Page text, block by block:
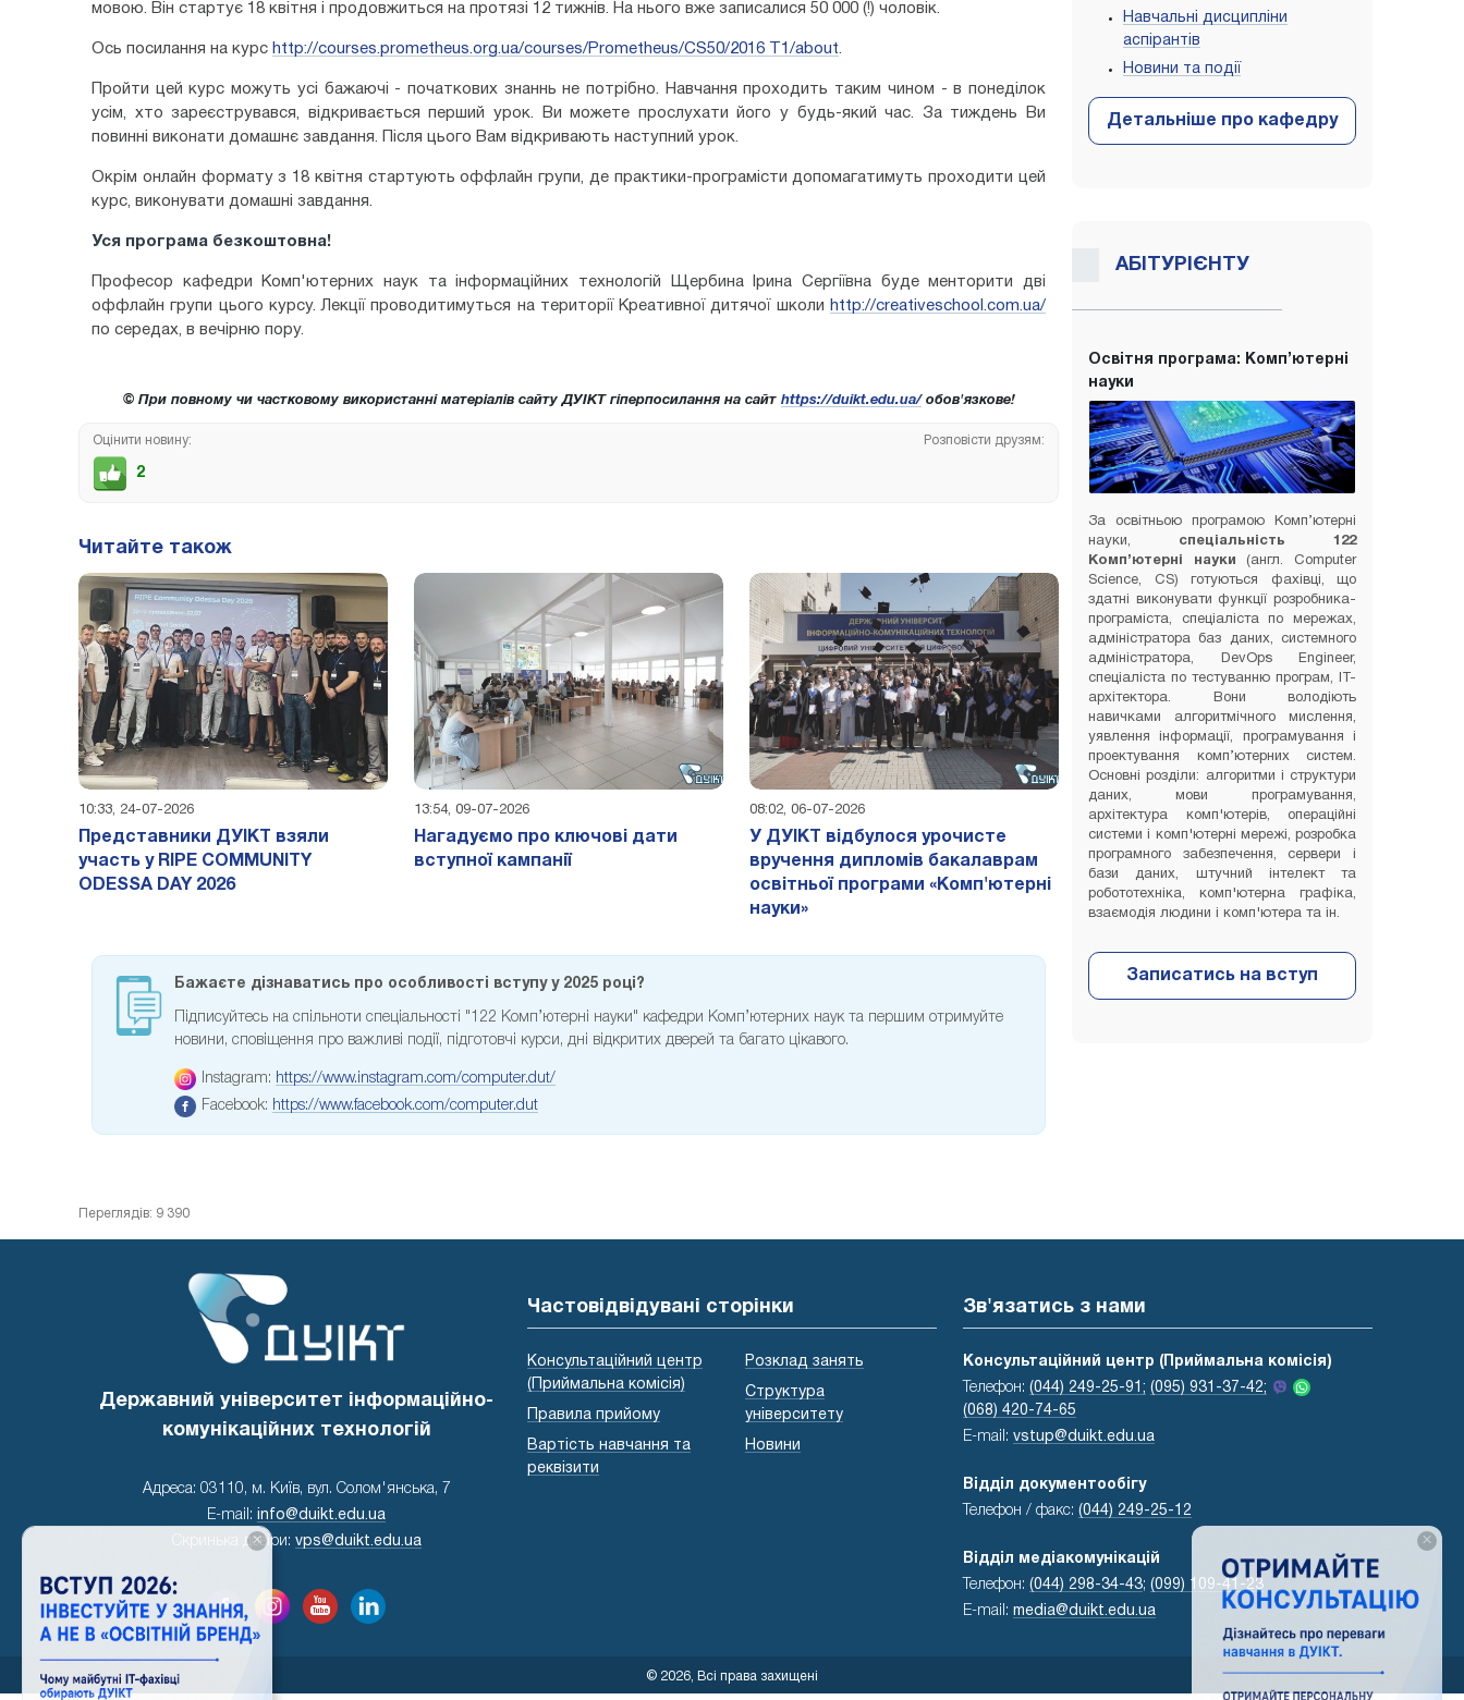
мовою. Він стартує 18 квітня і продовжиться на протязі 12 тижнів. На нього вже записалися 50 000 (!) чоловік.
Ось посилання на курс http://courses.prometheus.org.ua/courses/Prometheus/CS50/2016 T1/about.
Пройти цей курс можуть усі бажаючі - початкових знаннь не потрібно. Навчання проходить таким чином - в понеділок
усім, хто зареєструвався, відкривається перший урок. Ви можете прослухати його у будь-який час. За тиждень Ви
повинні виконати домашнє завдання. Після цього Вам відкривають наступний урок.
Окрім онлайн формату з 18 квітня стартують оффлайн групи, де практики-програмісти допомагатимуть проходити цей
курс, виконувати домашні завдання.
Уся програма безкоштовна!
Професор кафедри Комп'ютерних наук та інформаційних технологій Щербина Ірина Сергіївна буде менторити дві
оффлайн групи цього курсу. Лекції проводитимуться на території Креативної дитячої школи http://creativeschool.com.ua/
по середах, в вечірню пору.
© При повному чи частковому використанні матеріалів сайту ДУІКТ гіперпосилання на сайт https://duikt.edu.ua/обов'язкове!
Оцінити новину:
2
Розповісти друзям:
Читайте також
10:33, 24-07-2026
Представники ДУІКТ взяли
участь у RIPE COMMUNITY
ODESSA DAY 2026
13:54, 09-07-2026
Нагадуємо про ключові дати
вступної кампанії
08:02, 06-07-2026
У ДУІКТ відбулося урочисте
вручення дипломів бакалаврам
освітньої програми «Комп'ютерні
науки»
Бажаєте дізнаватись про особливості вступу у 2025 році?
Підписуйтесь на спільноти спеціальності "122 Комп’ютерні науки" кафедри Комп’ютерних наук та першим отримуйте
новини, сповіщення про важливі події, підготовчі курси, дні відкритих дверей та багато цікавого.
Instagram: https://www.instagram.com/computer.dut/
Facebook: https://www.facebook.com/computer.dut
Навчальні дисципліни
аспірантів
Новини та події
АБІТУРІЄНТУ
Освітня програма: Комп’ютерні
науки
За освітньою програмою Комп’ютерні
науки, спеціальність 122
Комп’ютерні науки
(англ. Computer
Science, CS) готуються фахівці, що
здатні виконувати функції розробника-
програміста, спеціаліста по мережах,
адміністратора баз даних, системного
адміністратора, DevOps Engineer,
спеціаліста по тестуванню програм, IT-
архітектора. Вони володіють
навичками алгоритмічного мислення,
уявлення інформації, програмування і
проектування комп’ютерних систем.
Основні розділи: алгоритми і структури
даних, мови програмування,
архітектура комп'ютерів, операційні
системи і комп'ютерні мережі, розробка
програмного забезпечення, сервери і
бази даних, штучний інтелект та
робототехніка, комп'ютерна графіка,
взаємодія людини і комп'ютера та ін.
Переглядів: 9 390
Державний університет інформаційно-
комунікаційних технологій
Адреса: 03110, м. Київ, вул. Солом'янська, 7
E-mail:
info@duikt.edu.ua
Скринька довіри: vps@duikt.edu.ua
Частовідвідувані сторінки
Консультаційний центр
(Приймальна комісія)
Правила прийому
Вартість навчання та
реквізити
Розклад занять
Структура
університету
Новини
Зв'язатись з нами
Консультаційний центр (Приймальна комісія)
Телефон: (044) 249-25-91; (095) 931-37-42;
(068) 420-74-65
E-mail: vstup@duikt.edu.ua
Відділ документообігу
Телефон / факс: (044) 249-25-12
Відділ медіакомунікацій
Телефон: (044) 298-34-43; (099) 109-41-23
E-mail: media@duikt.edu.ua
© 2026, Всі права захищені
×
×